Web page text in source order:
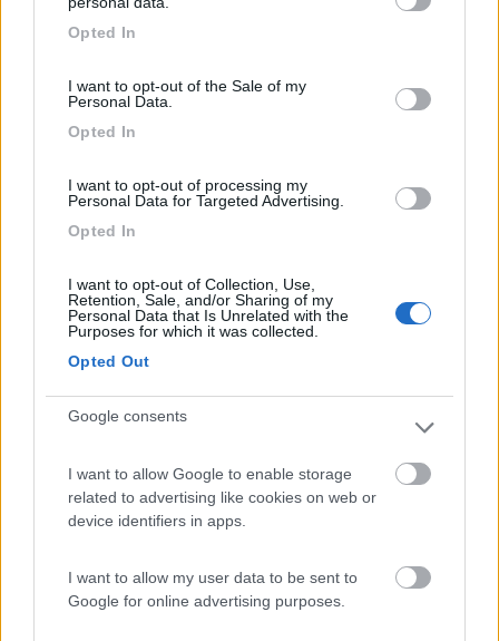
use your data for below specified purposes in below Google
Opted In
I want to opt-out of the Sale of my
Personal Data.
Opted In
I want to opt-out of processing my
Personal Data for Targeted Advertising.
Opted In
I want to opt-out of Collection, Use,
Retention, Sale, and/or Sharing of my
Personal Data that Is Unrelated with the
Purposes for which it was collected.
Opted Out
Google consents
I want to allow Google to enable storage
related to advertising like cookies on web or
device identifiers in apps.
I want to allow my user data to be sent to
Google for online advertising purposes.
alimentari nel paese e nei dintorni. Bisogna
spostarsi di 5-10km verso Aosta.
Caratteristiche Posizione Servizi
Carina, ottima per una piccola sosta vicino ai
più su del camping a Bionaz.
Accessibilità Caratteristiche Posizione
dns85
Accessibilità Caratteristiche Posizione
Segnalati nei dintorni